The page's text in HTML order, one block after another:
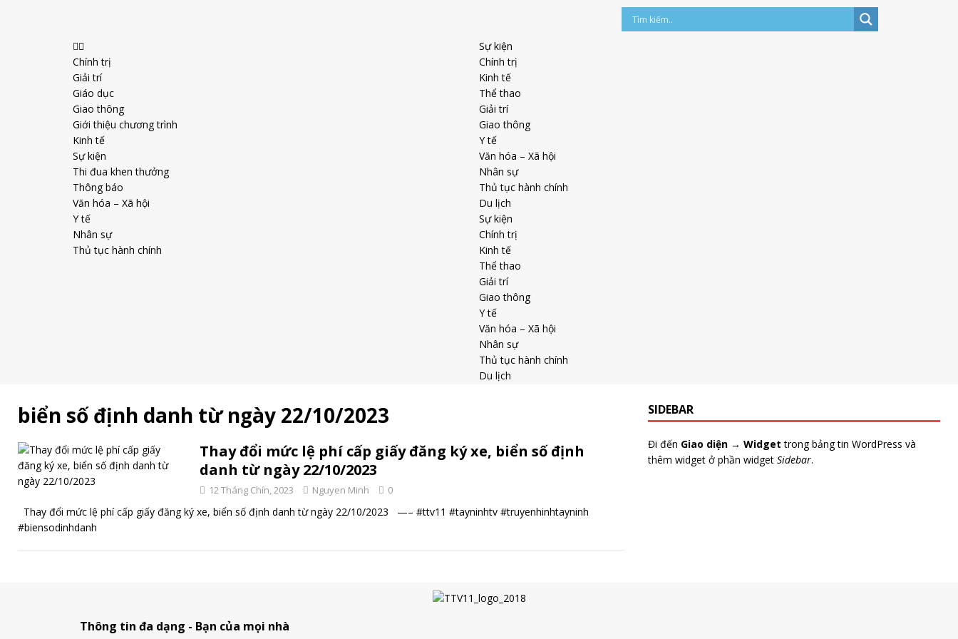
Chính trị
Giải trí
Giáo dục
Giao thông
Giới thiệu chương trình
Kinh tế
Sự kiện
Thi đua khen thưởng
Thông báo
Văn hóa – Xã hội
Y tế
Nhân sự
Thủ tục hành chính
Sự kiện
Chính trị
Kinh tế
Thể thao
Giải trí
Giao thông
Y tế
Văn hóa – Xã hội
Nhân sự
Thủ tục hành chính
Du lịch
Sự kiện
Chính trị
Kinh tế
Thể thao
Giải trí
Giao thông
Y tế
Văn hóa – Xã hội
Nhân sự
Thủ tục hành chính
Du lịch
biển số định danh từ ngày 22/10/2023
Thay đổi mức lệ phí cấp giấy đăng ký xe, biển số định
danh từ ngày 22/10/2023
12 Tháng Chín, 2023 Nguyen Minh 0
Thay đổi mức lệ phí cấp giấy đăng ký xe, biển số định danh từ ngày 22/10/2023 —– #ttv11 #tayninhtv #truyenhinhtayninh
#biensodinhdanh
SIDEBAR
Đi đến Giao diện → Widget trong bảng tin WordPress và
thêm widget ở phần widgetSidebar.
Thông tin đa dạng - Bạn của mọi nhà